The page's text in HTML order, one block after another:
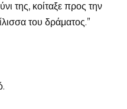
της, κοίταξε προς την
του δράματος.”